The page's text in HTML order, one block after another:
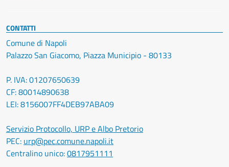
CONTATTI
Comune di Napoli
Palazzo San Giacomo, Piazza Municipio - 80133
P. IVA: 01207650639
CF: 80014890638
LEI: 8156007FF4DEB97ABA09
Servizio Protocollo, URP e Albo Pretorio
PEC: urp@pec.comune.napoli.it
Centralino unico:0817951111